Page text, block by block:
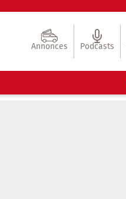
Annonces Podcasts